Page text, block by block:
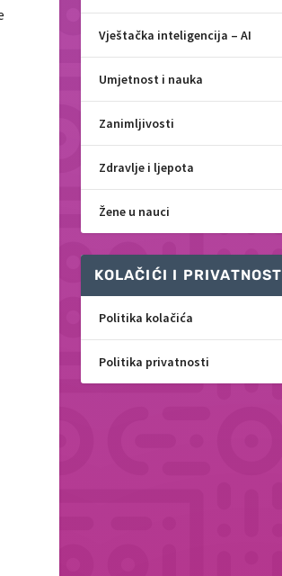
Vještačka inteligencija – AI
Umjetnost i nauka
Zanimljivosti
Zdravlje i ljepota
Žene u nauci
KOLAČIĆI I PRIVATNOST
Politika kolačića
Politika privatnosti